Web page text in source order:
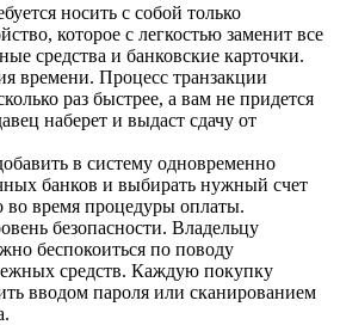
носить с собой только
которое с легкостью заменит все
средства и банковские карточки.
времени. Процесс транзакции
раз быстрее, а вам не придется
наберет и выдаст сдачу от
в систему одновременно
банков и выбирать нужный счет
во время процедуры оплаты.
безопасности. Владельцу
беспокоиться по поводу
средств. Каждую покупку
вводом пароля или сканированием